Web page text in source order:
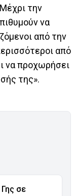
την
να
από την
από
να προχωρήσει
της».
Γης σε